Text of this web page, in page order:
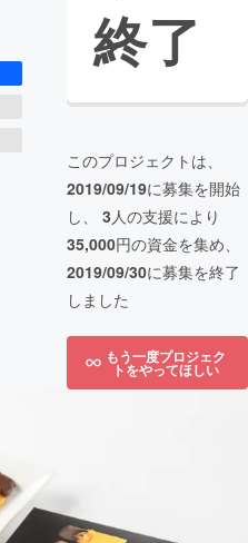
終了
このプロジェクトは、
2019/09/19に募集を開始
し、 3人の支援により
35,000円の資金を集め、
2019/09/30に募集を終了
しました
もう一度プロジェク
トをやってほしい